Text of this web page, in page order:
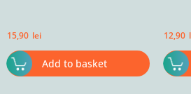
15,90 lei
Add to basket
12,90